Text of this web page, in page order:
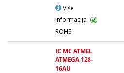
Više
informacija
ROHS
IC MC ATMEL
ATMEGA 128-
16AU